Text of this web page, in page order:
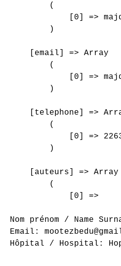
        (
[0] =>
        )
    [email] => Array
        (
[0] =>
        )
[telephone] =>
        (
[0] =>
        )
    [auteurs] => Array
        (
            [0] =>
Nom prénom / Name
Email:
Hôpital / Hospital: